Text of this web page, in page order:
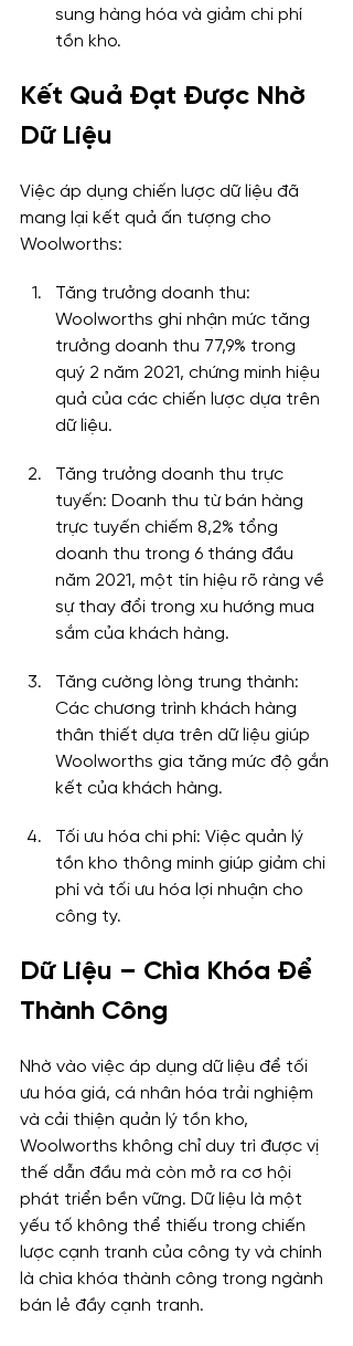
sung hàng hóa và giảm chi phí
tồn kho.
Kết Quả Đạt Được Nhờ
Dữ Liệu
Việc áp dụng chiến lược dữ liệu đã
mang lại kết quả ấn tượng cho
Woolworths:
Tăng trưởng doanh thu:
Woolworths ghi nhận mức tăng
trưởng doanh thu 77,9% trong
quý 2 năm 2021, chứng minh hiệu
quả của các chiến lược dựa trên
dữ liệu.
Tăng trưởng doanh thu trực
tuyến: Doanh thu từ bán hàng
trực tuyến chiếm 8,2% tổng
doanh thu trong 6 tháng đầu
năm 2021, một tín hiệu rõ ràng về
sự thay đổi trong xu hướng mua
sắm của khách hàng.
Tăng cường lòng trung thành:
Các chương trình khách hàng
thân thiết dựa trên dữ liệu giúp
Woolworths gia tăng mức độ gắn
kết của khách hàng.
Tối ưu hóa chi phí: Việc quản lý
tồn kho thông minh giúp giảm chi
phí và tối ưu hóa lợi nhuận cho
công ty.
Dữ Liệu – Chìa Khóa Để
Thành Công
Nhờ vào việc áp dụng dữ liệu để tối
ưu hóa giá, cá nhân hóa trải nghiệm
và cải thiện quản lý tồn kho,
Woolworths không chỉ duy trì được vị
thế dẫn đầu mà còn mở ra cơ hội
phát triển bền vững. Dữ liệu là một
yếu tố không thể thiếu trong chiến
lược cạnh tranh của công ty và chính
là chìa khóa thành công trong ngành
bán lẻ đầy cạnh tranh.